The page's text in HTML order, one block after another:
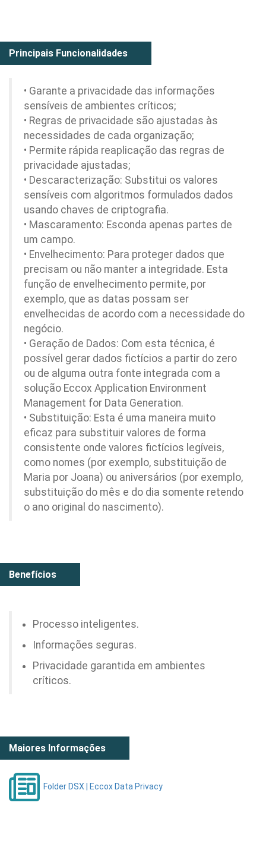
Principais Funcionalidades
• Garante a privacidade das informações
sensíveis de ambientes críticos;
• Regras de privacidade são ajustadas às
necessidades de cada organização;
• Permite rápida reaplicação das regras de
privacidade ajustadas;
• Descaracterização: Substitui os valores
sensíveis com algoritmos formulados dados
usando chaves de criptografia.
• Mascaramento: Esconda apenas partes de
um campo.
• Envelhecimento: Para proteger dados que
precisam ou não manter a integridade. Esta
função de envelhecimento permite, por
exemplo, que as datas possam ser
envelhecidas de acordo com a necessidade do
negócio.
• Geração de Dados: Com esta técnica, é
possível gerar dados fictícios a partir do zero
ou de alguma outra fonte integrada com a
solução Eccox Application Environment
Management for Data Generation.
• Substituição: Esta é uma maneira muito
eficaz para substituir valores de forma
consistente onde valores fictícios legíveis,
como nomes (por exemplo, substituição de
Maria por Joana) ou aniversários (por exemplo,
substituição do mês e do dia somente retendo
o ano original do nascimento).
Benefícios
Processo inteligentes.
Informações seguras.
Privacidade garantida em ambientes
críticos.
Maiores Informações
Folder DSX | Eccox Data Privacy